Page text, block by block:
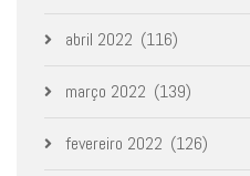
abril 2022 (116)
março 2022 (139)
fevereiro 2022 (126)